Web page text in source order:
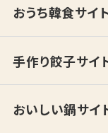
おうち韓食サイ
手作り餃子サイ
おいしい鍋サイ